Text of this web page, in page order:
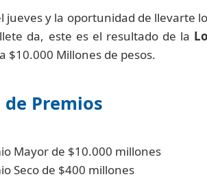
jueves y la oportunidad de llevarte
da, este es el resultado de la
$10.000 Millones de pesos.
de Premios
Mayor de $10.000 millones
Seco de $400 millones